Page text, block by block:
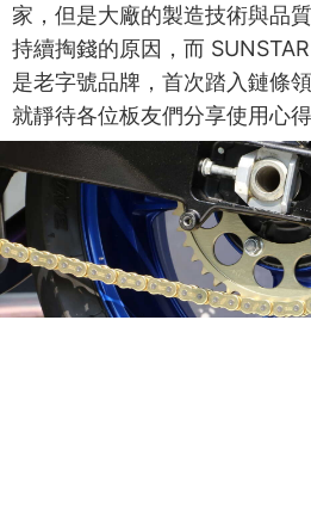
家，但是大廠的製造技術與品
持續掏錢的原因，而
是老字號品牌，首次踏入鏈條
就靜待各位板友們分享使用心得